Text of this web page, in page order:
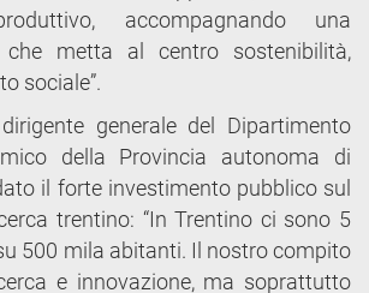
accompagnando una
che metta al centro sostenibilità,
sociale”.
generale del Dipartimento
della Provincia autonoma di
il forte investimento pubblico sul
trentino: “In Trentino ci sono 5
500 mila abitanti. Il nostro compito
e innovazione, ma soprattutto